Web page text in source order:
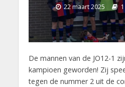
22 maart 2025
De mannen van de JO12-1
kampioen geworden! Zij
tegen de nummer 2 uit de